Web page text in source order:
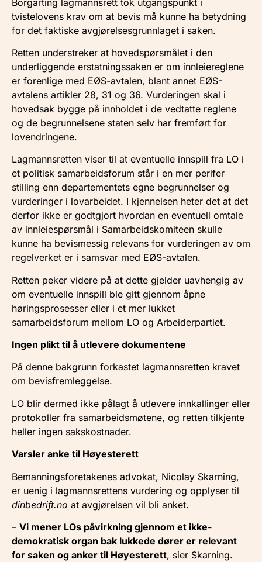
tvistelovens krav om at bevis må kunne ha betydning
for det faktiske avgjørelsesgrunnlaget i saken.
Retten understreker at hovedspørsmålet i den
underliggende erstatningssaken er om innleiereglene
er forenlige med EØS-avtalen, blant annet EØS-
avtalens artikler 28, 31 og 36. Vurderingen skal i
hovedsak bygge på innholdet i de vedtatte reglene
og de begrunnelsene staten selv har fremført for
lovendringene.
Lagmannsretten viser til at eventuelle innspill fra LO i
et politisk samarbeidsforum står i en mer perifer
stilling enn departementets egne begrunnelser og
vurderinger i lovarbeidet. I kjennelsen heter det at det
derfor ikke er godtgjort hvordan en eventuell omtale
av innleiespørsmål i Samarbeidskomiteen skulle
kunne ha bevismessig relevans for vurderingen av om
regelverket er i samsvar med EØS-avtalen.
Retten peker videre på at dette gjelder uavhengig av
om eventuelle innspill ble gitt gjennom åpne
høringsprosesser eller i et mer lukket
samarbeidsforum mellom LO og Arbeiderpartiet.
Ingen plikt til å utlevere dokumentene
På denne bakgrunn forkastet lagmannsretten kravet
om bevisfremleggelse.
LO blir dermed ikke pålagt å utlevere innkallinger eller
protokoller fra samarbeidsmøtene, og retten tilkjente
heller ingen sakskostnader.
Varsler anke til Høyesterett
Bemanningsforetakenes advokat, Nicolay Skarning,
er uenig i lagmannsrettens vurdering og opplyser til
dinbedrift.no at avgjørelsen vil bli anket.
– Vi mener LOs påvirkning gjennom et ikke-
demokratisk organ bak lukkede dører er relevant
for saken og anker til Høyesterett, sier Skarning.